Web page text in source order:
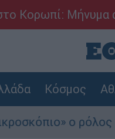
Κορωπί: Μήνυμα
Κόσμος
ρόλος του